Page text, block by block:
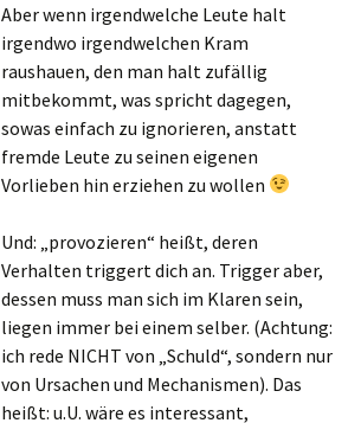
Aber wenn irgendwelche Leute halt
irgendwo irgendwelchen Kram
raushauen, den man halt zufällig
mitbekommt, was spricht dagegen,
sowas einfach zu ignorieren, anstatt
fremde Leute zu seinen eigenen
Vorlieben hin erziehen zu wollen
Und: „provozieren“ heißt, deren
Verhalten triggert dich an. Trigger aber,
dessen muss man sich im Klaren sein,
liegen immer bei einem selber. (Achtung:
ich rede NICHT von „Schuld“, sondern nur
von Ursachen und Mechanismen). Das
heißt: u.U. wäre es interessant,